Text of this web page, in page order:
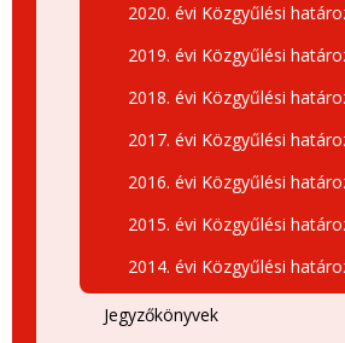
2020. évi Közgyűlési
2019. évi Közgyűlési
2018. évi Közgyűlési
2017. évi Közgyűlési
2016. évi Közgyűlési
2015. évi Közgyűlési
2014. évi Közgyűlési
Jegyzőkönyvek